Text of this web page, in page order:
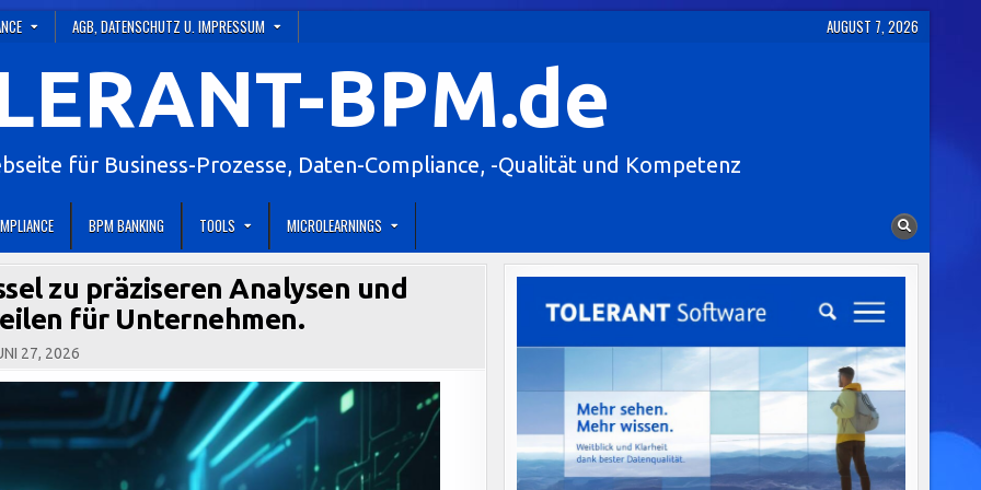
AGB, DATENSCHUTZ U. IMPRESSUM AUGUST 7, 2026
BPM.de
für Business-Prozesse, Daten-Compliance, -Qualität und Kompetenz
BPM BANKING TOOLS MICROLEARNINGS
zu präziseren Analysen und
für Unternehmen.
27, 2026